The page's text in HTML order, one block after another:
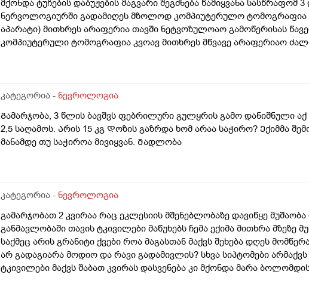
მქონდა ტუჩების დაბუჟების მაგვარი შეგძნება წამიყვანა სასწრაფომ
ნერვოლოგიურში გადამიღეს მზოლოდ კომპიუტერულო ტომოგრაფია
აპარატი) მითხრეს არაფერია თავში ნეტვოზულოაო გამოწერისას
კომპიუტერული ტომოგრაფია კვოავ მითხრეს მწვავე არაფერიაო
კატეგორია - ნევროლოგია
Გამარჯობა, 3 წლის ბავშვს ფებრილური გულყრის გამო დანიშნული აქ
2,5 საღამოს. Არის 15 კგ Დოზის გაზრდა ხომ არაა საჭირო? Ექიმმა
მანამდე თუ საჭიროა მივიყვან. Მადლობა
კატეგორია - ნევროლოგია
გამარჯობათ 2 კვირაა რაც ეკლესიის მშენებლობაზე დავიწყე
განმავლობაში თავის ტკივილები მაწუხებს ჩემა ექიმა მითხრა მზეზე
საქმეც არის გრანიტი ქვები როა მაგასთან მაქვს შეხება დღეს
არ გადაგიარა მოდიო და რავი გადამივლის? სხვა სიპტომები
ტკივილები მაქვს შაბათ კვირას დასვენება კი მქონდა მარა